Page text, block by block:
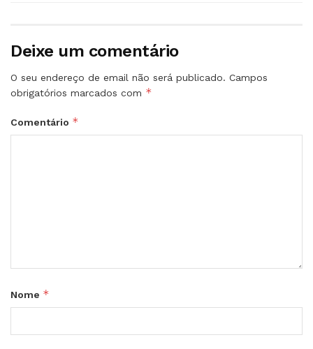
Deixe um comentário
O seu endereço de email não será publicado. Campos
obrigatórios marcados com *
Comentário *
Nome *